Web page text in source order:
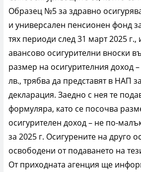
Образец №5 за здравно
и универсален пенсионен фонд
тях периоди след 31 март 2025 г.,
авансово осигурителни вноски
размер на осигурителния доход
лв., трябва да представят в НАП
декларация. Заедно с нея те
формуляра, като се посочва
осигурителен доход – не по-
за 2025 г. Осигурените на друго
освободени от подаването на
От приходната агенция ще